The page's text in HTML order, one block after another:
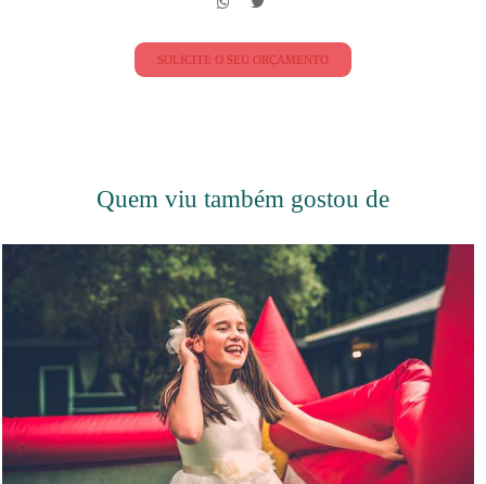
SOLICITE O SEU ORÇAMENTO
Quem viu também gostou de